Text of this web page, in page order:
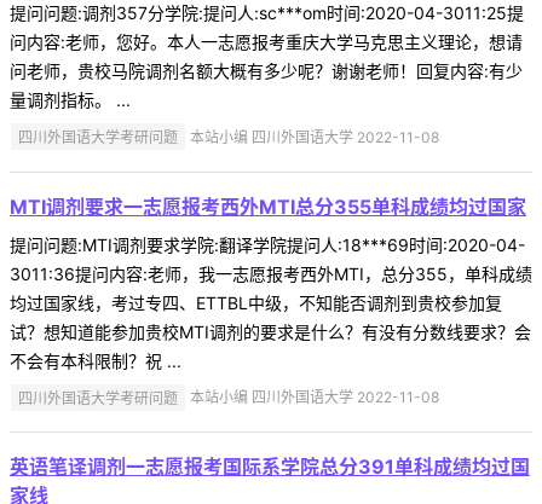
提问问题:调剂357分学院:提问人:sc***om时间:2020-04-3011:25提
问内容:老师，您好。本人一志愿报考重庆大学马克思主义理论，想请
问老师，贵校马院调剂名额大概有多少呢？谢谢老师！回复内容:有少
量调剂指标。 ...
四川外国语大学考研问题 本站小编 四川外国语大学 2022-11-08
MTI调剂要求一志愿报考西外MTI总分355单科成绩均过国家
提问问题:MTI调剂要求学院:翻译学院提问人:18***69时间:2020-04-
3011:36提问内容:老师，我一志愿报考西外MTI，总分355，单科成绩
均过国家线，考过专四、ETTBL中级，不知能否调剂到贵校参加复
试？想知道能参加贵校MTI调剂的要求是什么？有没有分数线要求？会
不会有本科限制？祝 ...
四川外国语大学考研问题 本站小编 四川外国语大学 2022-11-08
英语笔译调剂一志愿报考国际系学院总分391单科成绩均过国
家线